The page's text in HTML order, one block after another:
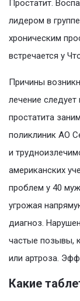
Простатит.
лидером в
хроническим
встречается у
Причины
лечение
простатита
поликлиник АО
и
американских
проблем у 40
угрожая
диагноз.
частые позывы,
или артроза.
Какие